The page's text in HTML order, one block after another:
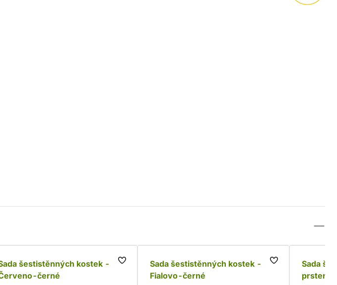
šestistěnných kostek -
černé
Sada šestistěnných kostek -
Fialovo-černé
Sada
prstenů